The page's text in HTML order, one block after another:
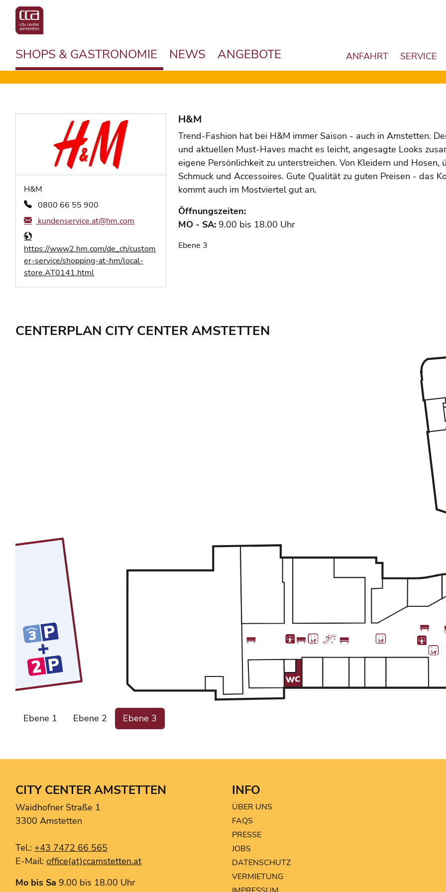
SHOPS & GASTRONOMIE NEWS ANGEBOTE ANFAHRT SERVICE
H&M
0800 66 55 900
kundenservice.at@hm.com
https://www2.hm.com/de_ch/custom
er-service/shopping-at-hm/local-
store.AT0141.html
H&M
Trend-Fashion hat bei H&M immer Saison - auch in Amstetten.
und aktuellen Must-Haves macht es leicht, angesagte Looks
eigene Persönlichkeit zu unterstreichen. Von Kleidern und Hosen,
Schmuck und Accessoires. Gute Qualität zu guten Preisen - das
kommt auch im Mostviertel gut an.
Öffnungszeiten:
MO - SA: 9.00 bis 18.00 Uhr
Ebene 3
CENTERPLAN CITY CENTER AMSTETTEN
C&A
GioiaPura
H&M
Kerschner Reisen
Magenta
MediaMarkt
Müller
Ebene 1 Ebene 2 Ebene 3
CITY CENTER AMSTETTEN
Waidhofner Straße 1
3300 Amstetten
Tel.: +43 7472 66 565
E-Mail: office(at)ccamstetten.at
Mo bis Sa 9.00 bis 18.00 Uhr
INFO
ÜBER UNS
FAQS
PRESSE
JOBS
DATENSCHUTZ
VERMIETUNG